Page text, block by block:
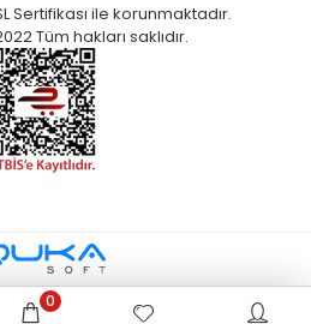
Sertifikası ile korunmaktadır.
Tüm hakları saklıdır.
0